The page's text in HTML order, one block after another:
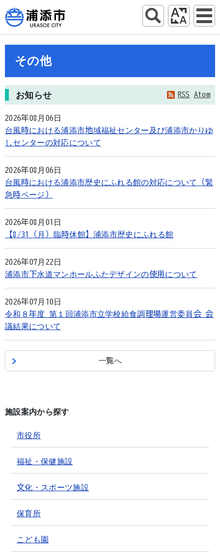
その他
お知らせ RSS Atom
2026年08月06日
台風時における浦添市地域福祉センター及び浦添市かりゆ
しセンターの対応について
2026年08月06日
台風時における浦添市歴史にふれる館の対応について（緊
急時ページ）
2026年08月01日
【8/31（月）臨時休館】浦添市歴史にふれる館
2026年07月22日
浦添市下水道マンホールふたデザインの使用について
2026年07月10日
令和８年度 第１回浦添市立学校給食調理場運営委員会 会
議結果について
一覧へ
施設案内から探す
市役所
福祉・保健施設
文化・スポーツ施設
保育所
こども園